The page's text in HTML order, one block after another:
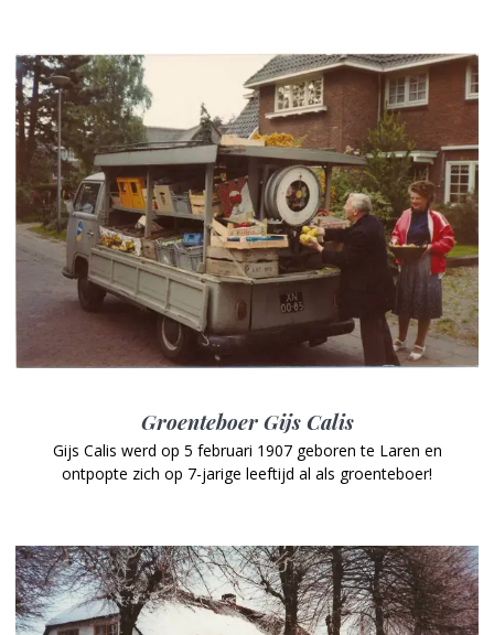
Groenteboer Gijs Calis
Gijs Calis werd op 5 februari 1907 geboren te Laren en
ontpopte zich op 7-jarige leeftijd al als groenteboer!